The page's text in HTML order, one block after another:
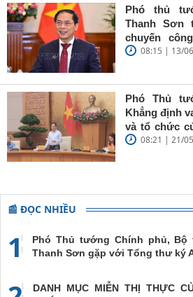
Phó thủ
Thanh Sơn
chuyến
Chính phủ
08:15 | 13/
Phó Thủ
Khẳng định
và tổ chức
đề cao chủ
08:21 | 21/
📰 ĐỌC NHIỀU
1
Phó Thủ tướng Chính phủ, Bộ
Thanh Sơn gặp với Tổng thư ký
DANH MỤC MIỄN THỊ THỰC